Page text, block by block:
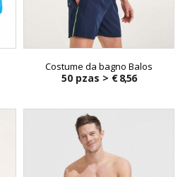
Costume da bagno Balos
50 pzas > € 8,56